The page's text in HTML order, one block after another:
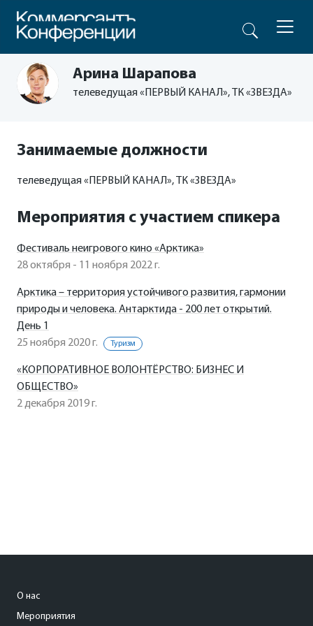
Арина Шарапова
телеведущая «ПЕРВЫЙ КАНАЛ», ТК «ЗВЕЗДА»
Занимаемые должности
телеведущая «ПЕРВЫЙ КАНАЛ», ТК «ЗВЕЗДА»
Мероприятия с участием спикера
Фестиваль неигрового кино «Арктика»
28 октября - 11 ноября 2022 г.
Арктика – территория устойчивого развития, гармонии
природы и человека. Антарктида - 200 лет открытий.
День 1
25 ноября 2020 г.
Туризм
«КОРПОРАТИВНОЕ ВОЛОНТЁРСТВО: БИЗНЕС И
ОБЩЕСТВО»
2 декабря 2019 г.
О нас
Мероприятия